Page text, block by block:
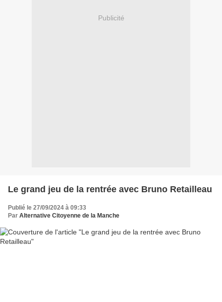
Publicité
Le grand jeu de la rentrée avec Bruno Retailleau
Publié le 27/09/2024 à 09:33
Par Alternative Citoyenne de la Manche